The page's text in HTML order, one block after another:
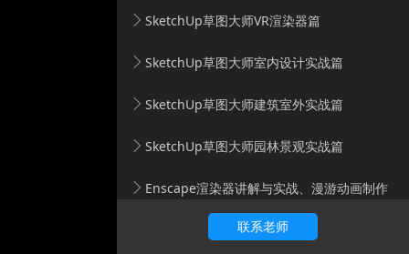
SketchUp草图大师VR渲染器篇
SketchUp草图大师室内设计实战篇
SketchUp草图大师建筑室外实战篇
SketchUp草图大师园林景观实战篇
Enscape渲染器讲解与实战、漫游动画制作
联系老师